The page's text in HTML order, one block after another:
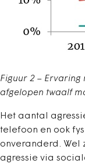
Figuur 2 – Ervaring
afgelopen twaalf
Het aantal
telefoon en ook
onveranderd. Wel
agressie via